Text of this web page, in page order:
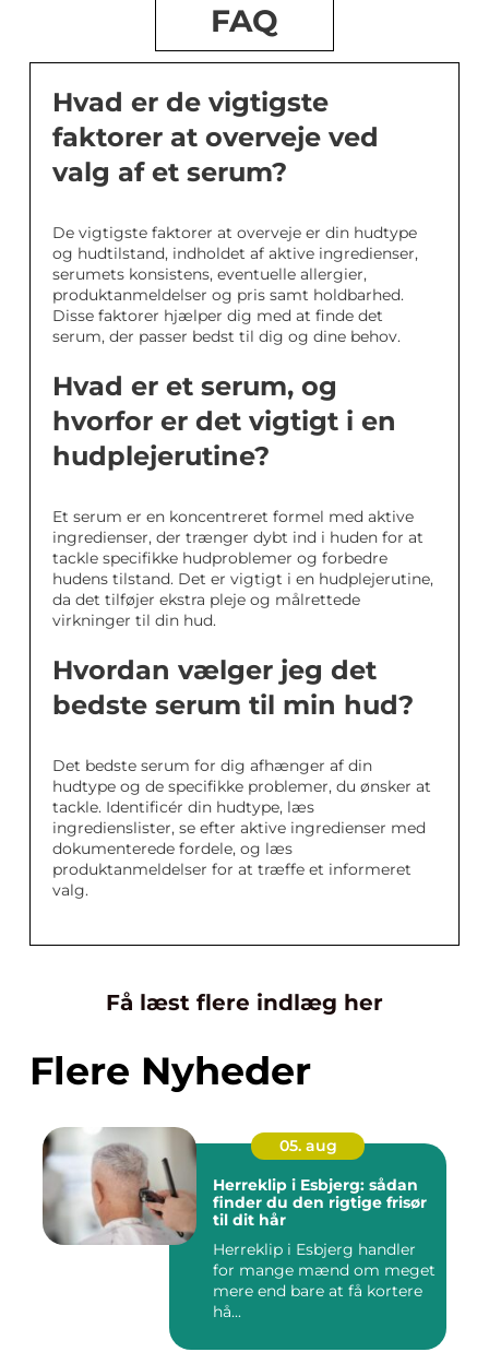
FAQ
Hvad er de vigtigste
faktorer at overveje ved
valg af et serum?
De vigtigste faktorer at overveje er din hudtype
og hudtilstand, indholdet af aktive ingredienser,
serumets konsistens, eventuelle allergier,
produktanmeldelser og pris samt holdbarhed.
Disse faktorer hjælper dig med at finde det
serum, der passer bedst til dig og dine behov.
Hvad er et serum, og
hvorfor er det vigtigt i en
hudplejerutine?
Et serum er en koncentreret formel med aktive
ingredienser, der trænger dybt ind i huden for at
tackle specifikke hudproblemer og forbedre
hudens tilstand. Det er vigtigt i en hudplejerutine,
da det tilføjer ekstra pleje og målrettede
virkninger til din hud.
Hvordan vælger jeg det
bedste serum til min hud?
Det bedste serum for dig afhænger af din
hudtype og de specifikke problemer, du ønsker at
tackle. Identificér din hudtype, læs
ingredienslister, se efter aktive ingredienser med
dokumenterede fordele, og læs
produktanmeldelser for at træffe et informeret
valg.
Få læst flere indlæg her
Flere Nyheder
05. aug
Herreklip i Esbjerg: sådan
finder du den rigtige frisør
til dit hår
Herreklip i Esbjerg handler
for mange mænd om meget
mere end bare at få kortere
hå...